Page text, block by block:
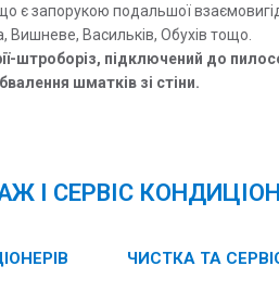
запорукою подальшої
Вишневе, Васильків, Обухів тощо.
штроборіз, підключений до
шматків зі стіни.
І СЕРВІС
ЧИСТКА ТА